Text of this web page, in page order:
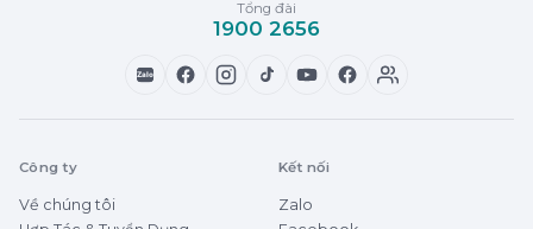
Tổng đài
1900 2656
Zalo
Công ty
Về chúng tôi
Kết nối
Zalo